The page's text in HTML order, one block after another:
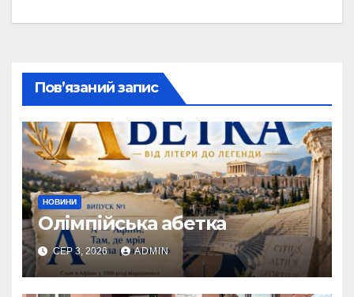
Пов’язаний запис
НОВИНИ
Олімпійська абетка
СЕР 3, 2026 ADMIN